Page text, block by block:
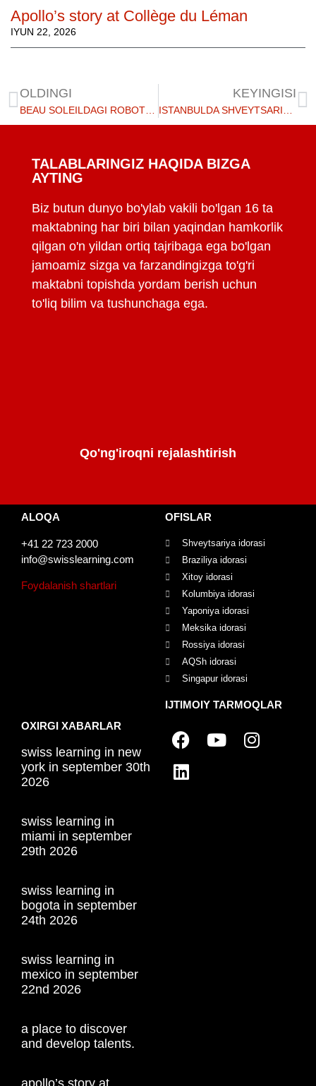
Apollo’s story at Collège du Léman
IYUN 22, 2026
OLDINGI KEYINGISI
TALABLARINGIZ HAQIDA BIZGA
AYTING
Biz butun dunyo bo'ylab vakili bo'lgan 16 ta
maktabning har biri bilan yaqindan hamkorlik
qilgan o'n yildan ortiq tajribaga ega bo'lgan
jamoamiz sizga va farzandingizga to'g'ri
maktabni topishda yordam berish uchun
to'liq bilim va tushunchaga ega.
Qo'ng'iroqni rejalashtirish
ALOQA
+41 22 723 2000
info@swisslearning.com
Foydalanish shartlari
OFISLAR
Shveytsariya idorasi
Braziliya idorasi
Xitoy idorasi
Kolumbiya idorasi
Yaponiya idorasi
Meksika idorasi
Rossiya idorasi
AQSh idorasi
Singapur idorasi
OXIRGI XABARLAR
swiss learning in new
york in september 30th
2026
swiss learning in
miami in september
29th 2026
swiss learning in
bogota in september
24th 2026
swiss learning in
mexico in september
22nd 2026
a place to discover
and develop talents.
IJTIMOIY TARMOQLAR